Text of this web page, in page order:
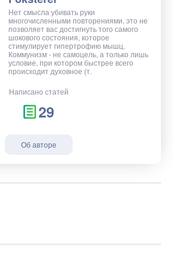
Нет смысла убивать руки
многочисленными повторениями, это не
позволяет вас достигнуть того самого
шокового состояния, которое
стимулирует гипертрофию мышц.
Коммунизм - не самоцель, а только лишь
условие, при котором быстрее всего
происходит духовное (т.
Написано статей
29
Об авторе